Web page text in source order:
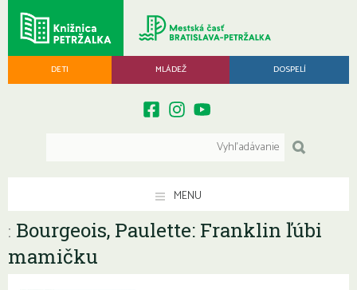
DETI MLÁDEŽ DOSPELÍ
MENU
: Bourgeois, Paulette: Franklin ľúbi
mamičku